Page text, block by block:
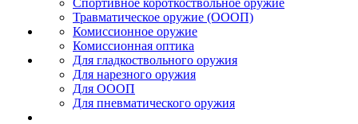
Спортивное короткоствольное оружие
Травматическое оружие (ОООП)
Комиссионное оружие
Комиссионная оптика
Для гладкоствольного оружия
Для нарезного оружия
Для ОООП
Для пневматического оружия